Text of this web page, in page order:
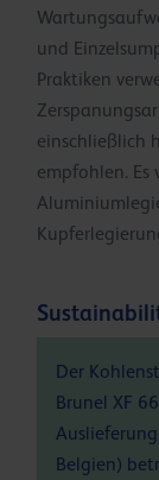
und
Praktiken
einschließlich
empfohlen. Es
Der
Brunel XF
Belgien)